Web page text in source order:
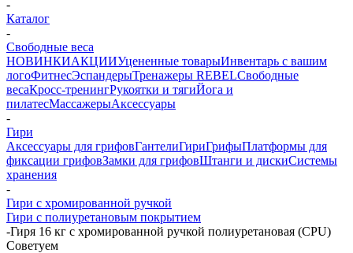
-
Каталог
-
Свободные веса
НОВИНКИАКЦИИУцененные товарыИнвентарь с вашим
логоФитнесЭспандерыТренажеры REBELСвободные
весаКросс-тренингРукоятки и тягиЙога и
пилатесМассажерыАксессуары
-
Гири
Аксессуары для грифовГантелиГириГрифыПлатформы для
фиксации грифовЗамки для грифовШтанги и дискиСистемы
хранения
-
Гири с хромированной ручкой
Гири с полиуретановым покрытием
-Гиря 16 кг с хромированной ручкой полиуретановая (CPU)
Советуем